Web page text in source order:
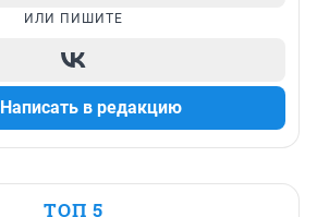
ИЛИ ПИШИТЕ
Написать в редакцию
ТОП 5